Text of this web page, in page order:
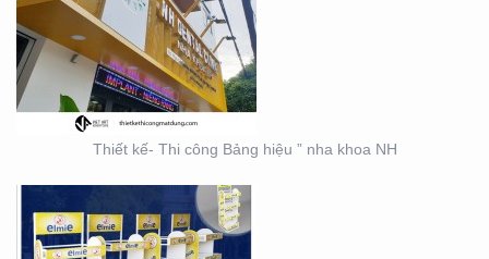
Thiết kế- Thi công Bảng hiệu ” nha khoa NH
THIẾT KẾ SẢN XUẤT KỆ
TRƯNG BÀY ĐẠI LÝ TẠI
TP. HỒ CHÍ MINH